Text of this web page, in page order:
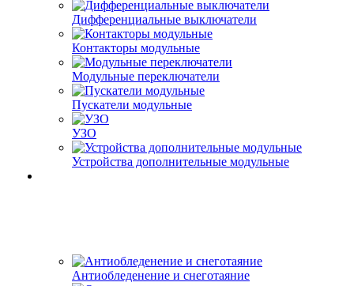
Дифференциальные выключатели
Контакторы модульные
Модульные переключатели
Пускатели модульные
УЗО
Устройства дополнительные модульные
Антиобледенение и снеготаяние